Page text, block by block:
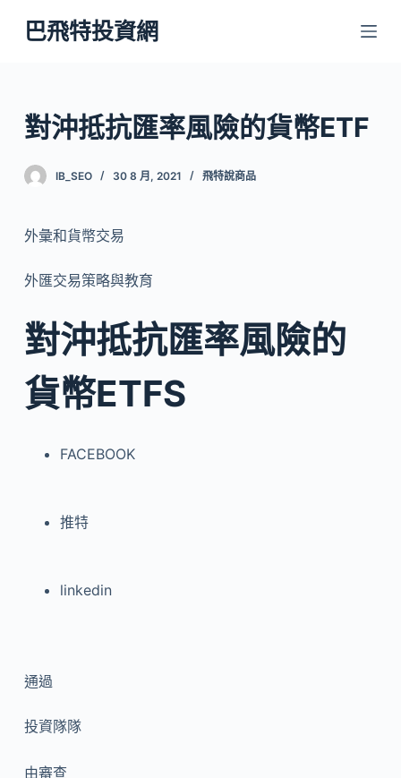
跳
至
內
容
巴飛特投資網
對沖抵抗匯率風險的貨幣ETF
IB_SEO 30 8 月, 2021 飛特說商品
外彙和貨幣交易
外匯交易策略與教育
對沖抵抗匯率風險的
貨幣ETFS
FACEBOOK
推特
linkedin
通過
投資隊隊
由審查